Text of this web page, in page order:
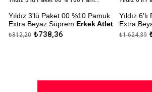
Yıldız 3'lü Paket 00 %10 Pamuk
Extra Beyaz SüpremErkek Atlet
Çekmezlik Sanfor Testi
₺738,36
₺812,20
Yıldız
Extra
Çekmezlik
₺1.624,39